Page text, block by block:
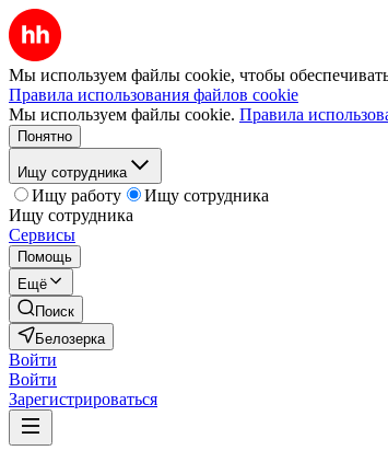
Мы используем файлы cookie, чтобы
Правила использования файлов cookie
Мы используем файлы cookie. Правила
Понятно
Ищу сотрудника
Ищу работу
Ищу сотрудника
Ищу сотрудника
Сервисы
Помощь
Ещё
Поиск
Белозерка
Войти
Войти
Зарегистрироваться